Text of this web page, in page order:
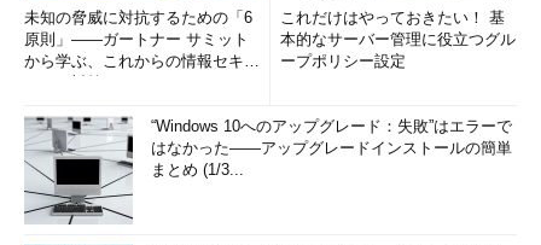
未知の脅威に対抗するための「6
原則」――ガートナー サミット
から学ぶ、これからの情報セキュ
これだけはやっておきたい！ 基
本的なサーバー管理に役立つグル
ープポリシー設定
“Windows 10へのアップグレード：失敗”はエラーで
はなかった――アップグレードインストールの簡単
まとめ (1/3...